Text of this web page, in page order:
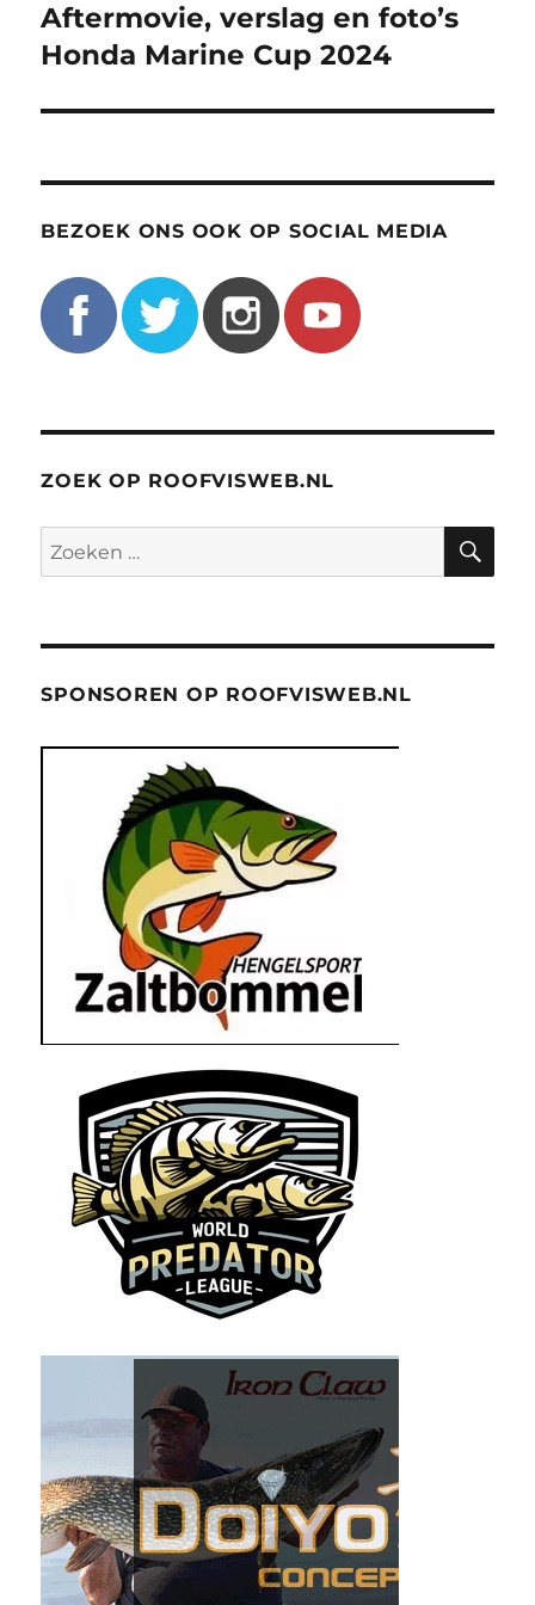
navigatie
Aftermovie, verslag en foto’s
Honda Marine Cup 2024
BEZOEK ONS OOK OP SOCIAL MEDIA
ZOEK OP ROOFVISWEB.NL
Zoeken
naar:
SPONSOREN OP ROOFVISWEB.NL